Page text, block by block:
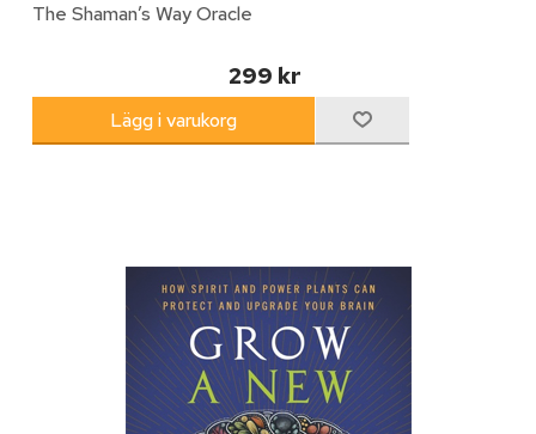
The Shaman’s Way Oracle
299 kr